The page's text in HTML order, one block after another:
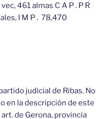
461 almas C A P . P R
I M P . 78,470
judicial de Ribas. No
en la descripción de este
de Gerona, provincia